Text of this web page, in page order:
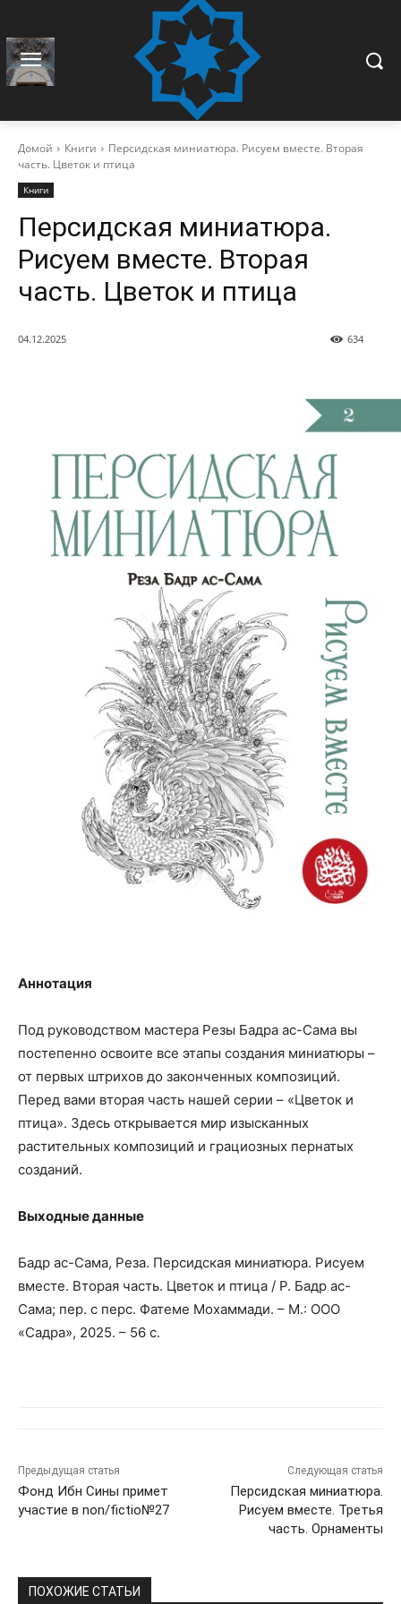
Домой Книги
Персидская миниатюра. Рисуем вместе. Вторая
часть. Цветок и птица
Книги
Персидская миниатюра.
Рисуем вместе. Вторая
часть. Цветок и птица
04.12.2025 634
Аннотация
Под руководством мастера Резы Бадра ас-Сама вы
постепенно освоите все этапы создания миниатюры –
от первых штрихов до законченных композиций.
Перед вами вторая часть нашей серии – «Цветок и
птица». Здесь открывается мир изысканных
растительных композиций и грациозных пернатых
созданий.
Выходные данные
Бадр ас-Сама, Реза. Персидская миниатюра. Рисуем
вместе. Вторая часть. Цветок и птица / Р. Бадр ас-
Сама; пер. с перс. Фатеме Мохаммади. – М.: ООО
«Садра», 2025. – 56 с.
Предыдущая статья
Фонд Ибн Сины примет
участие в non/fictio№27
Следующая статья
Персидская миниатюра.
Рисуем вместе. Третья
часть. Орнаменты
ПОХОЖИЕ СТАТЬИ